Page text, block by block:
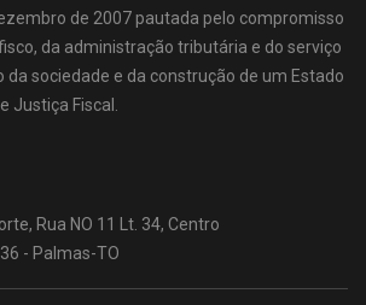
de 2007 pautada pelo compromisso
da administração tributária e do serviço
da sociedade e da construção de um Estado
Justiça Fiscal.
Rua NO 11 Lt. 34, Centro
- Palmas-TO